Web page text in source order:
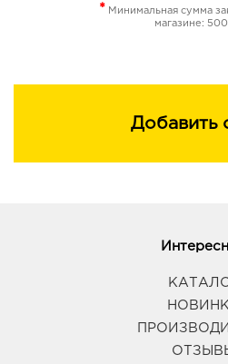
* Минимальная сумма
магазине:
Добавить